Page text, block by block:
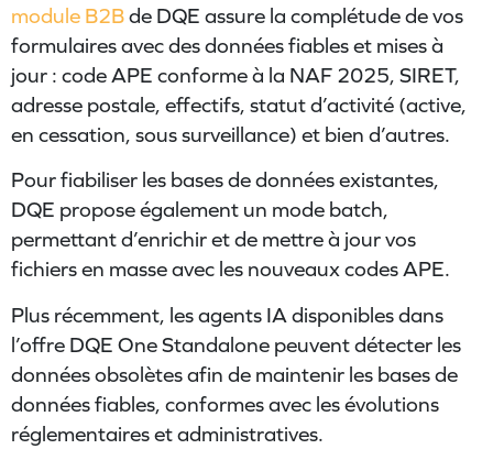
module B2Bde DQE assure la complétude de vos
formulaires avec des données fiables et mises à
jour : code APE conforme à la NAF 2025, SIRET,
adresse postale, effectifs, statut d’activité (active,
en cessation, sous surveillance) et bien d’autres.
Pour fiabiliser les bases de données existantes,
DQE propose également un mode batch,
permettant d’enrichir et de mettre à jour vos
fichiers en masse avec les nouveaux codes APE.
Plus récemment, les agents IA disponibles dans
l’offre DQE One Standalone peuvent détecter les
données obsolètes afin de maintenir les bases de
données fiables, conformes avec les évolutions
réglementaires et administratives.